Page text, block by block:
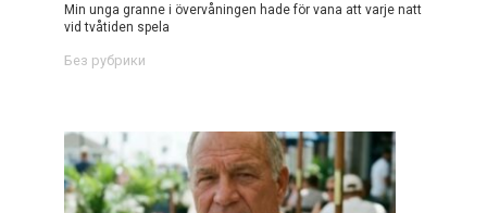
Min unga granne i övervåningen hade för vana att varje natt
vid tvåtiden spela
Без рубрики